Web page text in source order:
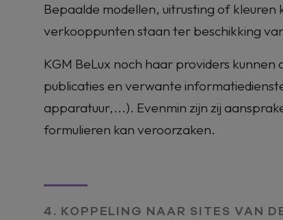
Bepaalde modellen, uitrusting of
verkooppunten staan ter beschikking
KGM BeLux noch haar providers
publicaties en verwante
apparatuur,...). Evenmin zijn zij
formulieren kan veroorzaken.
4. KOPPELING NAAR SITES VAN